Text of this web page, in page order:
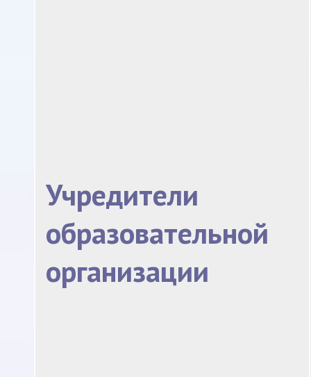
Учредители
образовательной
организации